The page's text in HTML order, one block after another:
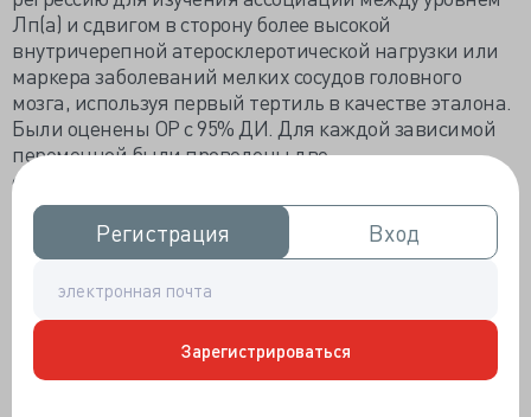
Регистрация
Регистрация Вход
Вход
Зарегистрироваться
Лп(а) и сдвигом в сторону более высокой
внутричерепной атеросклеротической нагрузки или
маркера заболеваний мелких сосудов головного
мозга, используя первый тертиль в качестве эталона.
Были оценены ОР с 95% ДИ. Для каждой зависимой
переменной были проведены две
скорректированные регрессионные модели. В первой
модели ученые скорректировали только возраст и
пол. Затем, в модели 2, они дополнительно
скорректировали индекс массы тела, наличие в
анамнезе артериальной гипертензии, сахарного
диабета и фибрилляции предсердий, текущее
курение, употребление алкоголя, общий холестерин,
холестерин липопротеидов низкой плотности (ЛПНП),
холестерин липопротеидов высокой плотности